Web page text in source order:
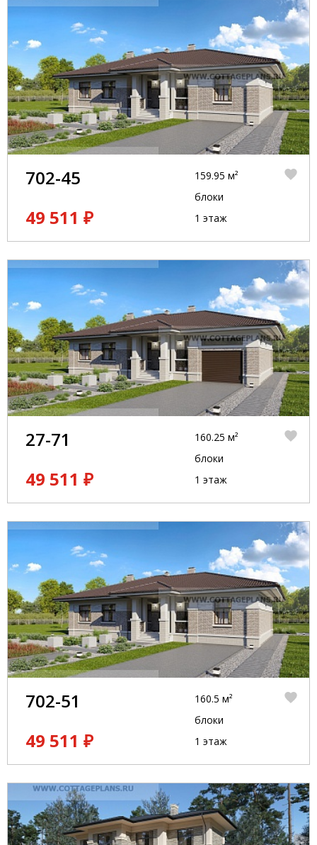
702-45
49 511 ₽
159.95 м²
блоки
1 этаж
27-71
49 511 ₽
160.25 м²
блоки
1 этаж
702-51
49 511 ₽
160.5 м²
блоки
1 этаж